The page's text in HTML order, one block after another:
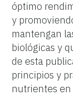
óptimo
y
mantengan
biológicas y
de esta
principios y
nutrientes en